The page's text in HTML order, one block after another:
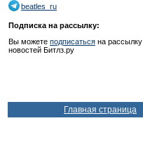
beatles_ru
Подписка на рассылку:
Вы можете подписаться на рассылку
новостей Битлз.ру
Главная страница